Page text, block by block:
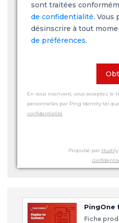
sont traitées
de confidentialité. Vous
désinscrire à tout
de préférences.
En vous inscrivant, vous acceptez le
personnelles par Ping Identity tel
confidentialité.
Propulsé par Hushly
PingOne
Fiche